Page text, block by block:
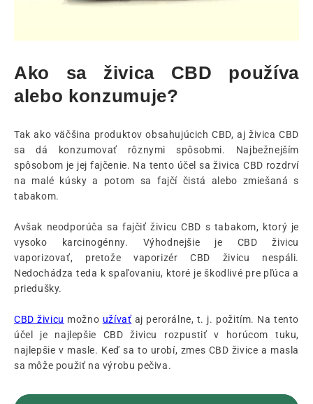
Ako sa živica CBD používa
alebo konzumuje?
Tak ako väčšina produktov obsahujúcich CBD, aj živica CBD
sa dá konzumovať rôznymi spôsobmi. Najbežnejším
spôsobom je jej fajčenie. Na tento účel sa živica CBD rozdrví
na malé kúsky a potom sa fajčí čistá alebo zmiešaná s
tabakom.
Avšak neodporúča sa fajčiť živicu CBD s tabakom, ktorý je
vysoko karcinogénny. Výhodnejšie je CBD živicu
vaporizovať, pretože vaporizér CBD živicu nespáli.
Nedochádza teda k spaľovaniu, ktoré je škodlivé pre pľúca a
priedušky.
CBD živicu možno užívať aj perorálne, t. j. požitím. Na tento
účel je najlepšie CBD živicu rozpustiť v horúcom tuku,
najlepšie v masle. Keď sa to urobí, zmes CBD živice a masla
sa môže použiť na výrobu pečiva.